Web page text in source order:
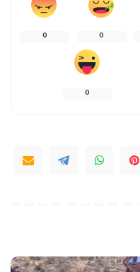
0
0
0